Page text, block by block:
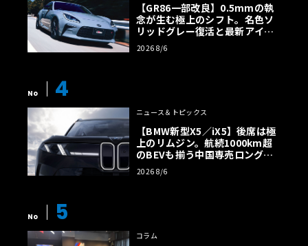
【GR86一部改良】0.5mmの執
念が生む極上のシフト。名色ソ
リッドグレー復活と最新アイサ
イトでFRの極みへ
2026 8/6
No 4
ニュース＆トピックス
【BMW新型X5／iX5】後席は極
上のリムジン。航続1000km超
のBEVも揃う中国専売ロング仕
様の全貌
2026 8/6
No 5
コラム